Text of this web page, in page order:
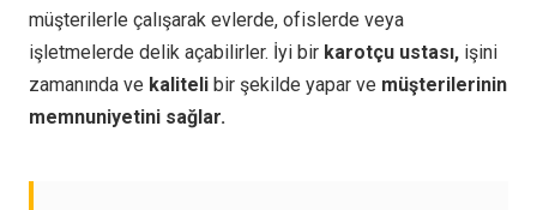
müşterilerle çalışarak evlerde, ofislerde veya
işletmelerde delik açabilirler. İyi bir karotçu ustası, işini
zamanında ve kaliteli bir şekilde yapar ve müşterilerinin
memnuniyetini sağlar.